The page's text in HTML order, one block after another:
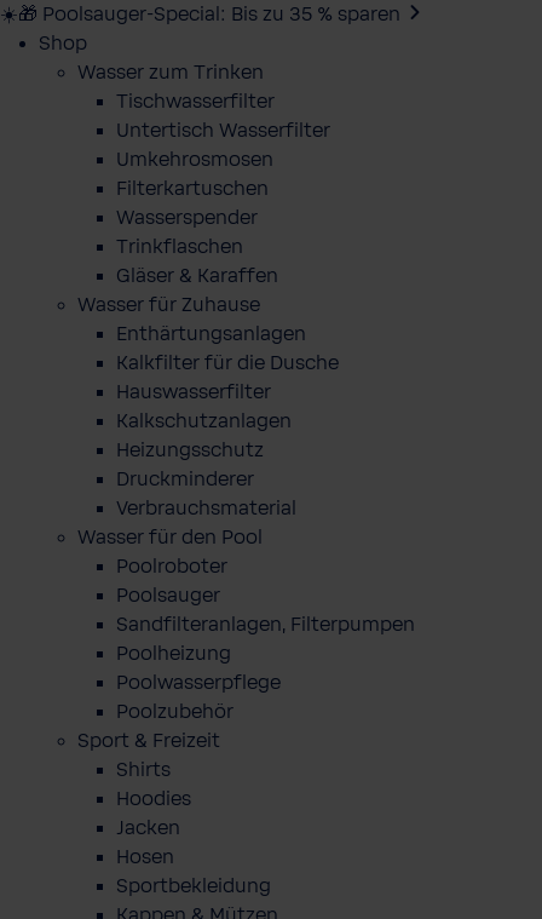
☀️🎁 Poolsauger-Special: Bis zu 35 % sparen
Shop
Wasser zum Trinken
Tischwasserfilter
Untertisch Wasserfilter
Umkehrosmosen
Filterkartuschen
Wasserspender
Trinkflaschen
Gläser & Karaffen
Wasser für Zuhause
Enthärtungsanlagen
Kalkfilter für die Dusche
Hauswasserfilter
Kalkschutzanlagen
Heizungsschutz
Druckminderer
Verbrauchsmaterial
Wasser für den Pool
Poolroboter
Poolsauger
Sandfilteranlagen, Filterpumpen
Poolheizung
Poolwasserpflege
Poolzubehör
Sport & Freizeit
Shirts
Hoodies
Jacken
Hosen
Sportbekleidung